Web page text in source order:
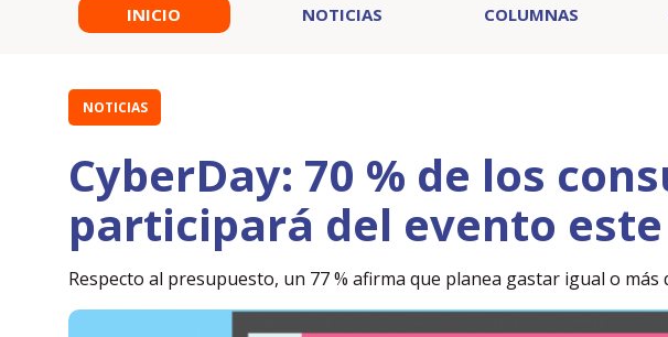
INICIO NOTICIAS COLUMNAS
NOTICIAS
CyberDay: 70 % de los
participará del evento
Respecto al presupuesto, un 77 % afirma que planea gastar igual o más